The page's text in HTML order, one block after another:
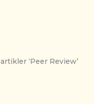
‘Peer Review’